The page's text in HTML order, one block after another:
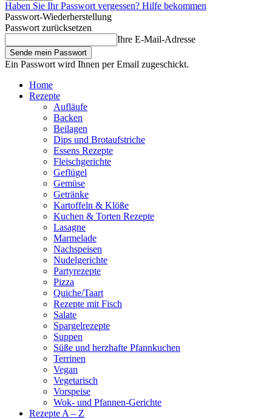
Haben Sie Ihr Passwort vergessen? Hilfe bekommen
Passwort-Wiederherstellung
Passwort zurücksetzen
Ihre E-Mail-Adresse
Ein Passwort wird Ihnen per Email zugeschickt.
Home
Rezepte
Aufläufe
Backen
Beilagen
Dips und Brotaufstriche
Essens Rezepte
Fleischgerichte
Geflügel
Gemüse
Getränke
Kartoffeln & Klöße
Kuchen & Torten Rezepte
Lasagne
Marmelade
Nachspeisen
Nudelgerichte
Partyrezepte
Pizza
Quiche/Taart
Rezepte mit Fisch
Salate
Spargelrezepte
Suppen
Süße und herzhafte Pfannkuchen
Terrinen
Vegan
Vegetarisch
Vorspeise
Wok- und Pfannen-Gerichte
Rezepte A – Z